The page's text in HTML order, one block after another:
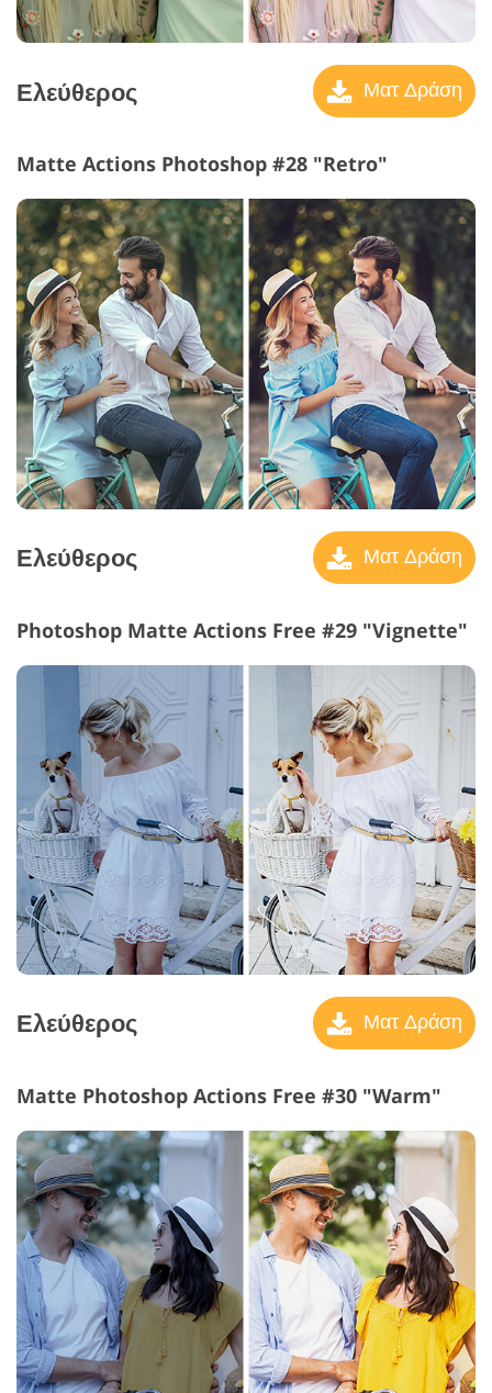
Ελεύθερος Ματ Δράση
Matte Actions Photoshop #28 "Retro"
Ελεύθερος Ματ Δράση
Photoshop Matte Actions Free #29 "Vignette"
Ελεύθερος Ματ Δράση
Matte Photoshop Actions Free #30 "Warm"